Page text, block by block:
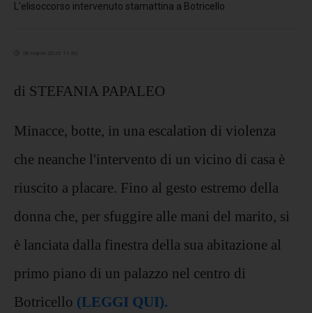
L'elisoccorso intervenuto stamattina a Botricello
28 marzo 2025 11:30
di STEFANIA PAPALEO
Minacce, botte, in una escalation di violenza
che neanche l'intervento di un vicino di casa è
riuscito a placare. Fino al gesto estremo della
donna che, per sfuggire alle mani del marito, si
è lanciata dalla finestra della sua abitazione al
primo piano di un palazzo nel centro di
Botricello (LEGGI QUI).